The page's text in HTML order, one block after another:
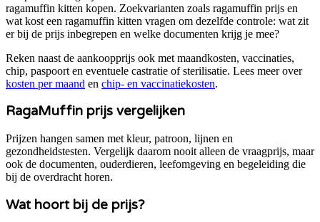
ragamuffin kitten kopen. Zoekvarianten zoals ragamuffin prijs en
wat kost een ragamuffin kitten vragen om dezelfde controle: wat zit
er bij de prijs inbegrepen en welke documenten krijg je mee?
Reken naast de aankoopprijs ook met maandkosten, vaccinaties,
chip, paspoort en eventuele castratie of sterilisatie. Lees meer over
kosten per maand en chip- en vaccinatiekosten.
RagaMuffin prijs vergelijken
Prijzen hangen samen met kleur, patroon, lijnen en
gezondheidstesten. Vergelijk daarom nooit alleen de vraagprijs, maar
ook de documenten, ouderdieren, leefomgeving en begeleiding die
bij de overdracht horen.
Wat hoort bij de prijs?